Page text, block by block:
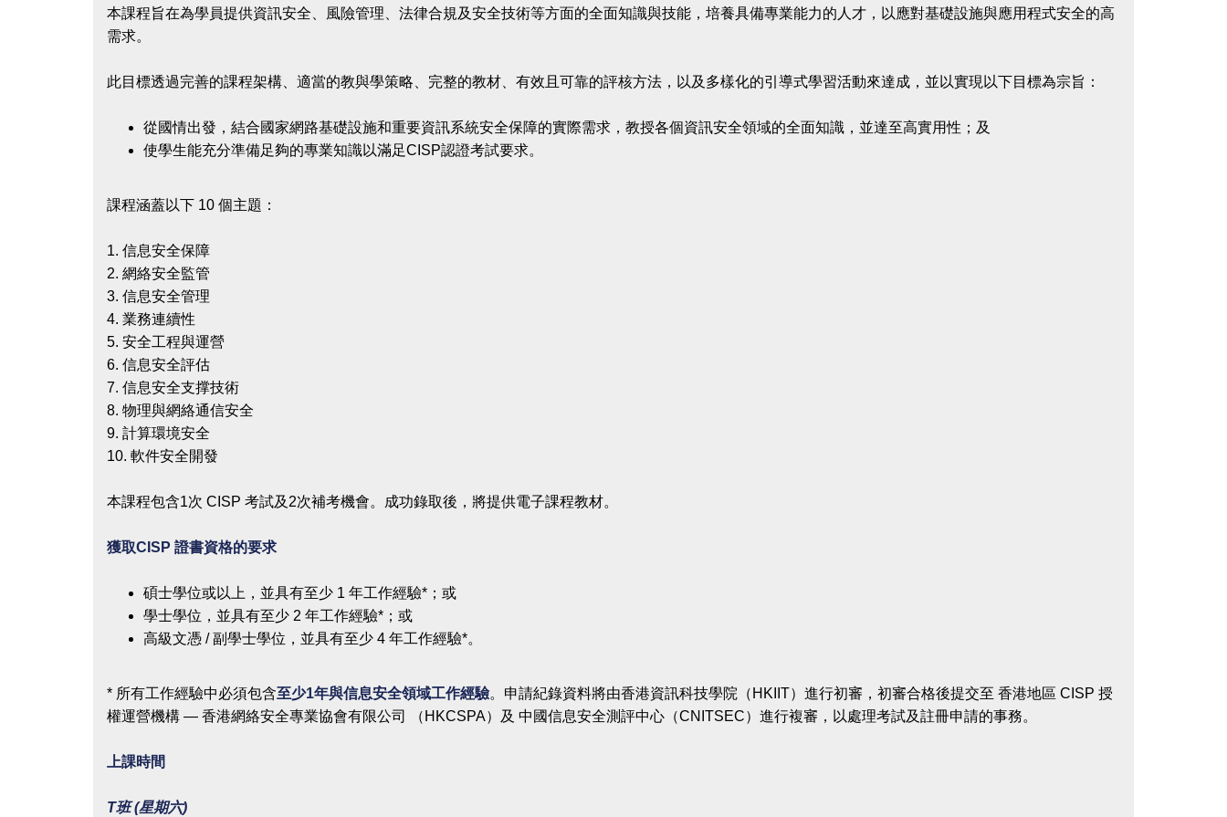
本課程旨在為學員提供資訊安全、風險管理、法律合規及安全技術等方面的全面知識與技能，培養具備專業能力的人才，以應對基礎設施與應用程式安全的高
需求。
此目標透過完善的課程架構、適當的教與學策略、完整的教材、有效且可靠的評核方法，以及多樣化的引導式學習活動來達成，並以實現以下目標為宗旨：
從國情出發，結合國家網路基礎設施和重要資訊系統安全保障的實際需求，教授各個資訊安全領域的全面知識，並達至高實用性；及
使學生能充分準備足夠的專業知識以滿足CISP認證考試要求。
課程涵蓋以下 10 個主題：
1. 信息安全保障
2. 網絡安全監管
3. 信息安全管理
4. 業務連續性
5. 安全工程與運營
6. 信息安全評估
7. 信息安全支撑技術
8. 物理與網絡通信安全
9. 計算環境安全
10. 軟件安全開發
本課程包含1次 CISP 考試及2次補考機會。成功錄取後，將提供電子課程教材。
獲取CISP 證書資格的要求
碩士學位或以上，並具有至少 1 年工作經驗*；或
學士學位，並具有至少 2 年工作經驗*；或
高級文憑 / 副學士學位，並具有至少 4 年工作經驗*。
* 所有工作經驗中必須包含至少1年與信息安全領域工作經驗。申請紀錄資料將由香港資訊科技學院（HKIIT）進行初審，初審合格後提交至 香港地區 CISP 授
權運營機構 — 香港網絡安全專業協會有限公司 （HKCSPA）及 中國信息安全測評中心（CNITSEC）進行複審，以處理考試及註冊申請的事務。
上課時間
T班 (星期六)